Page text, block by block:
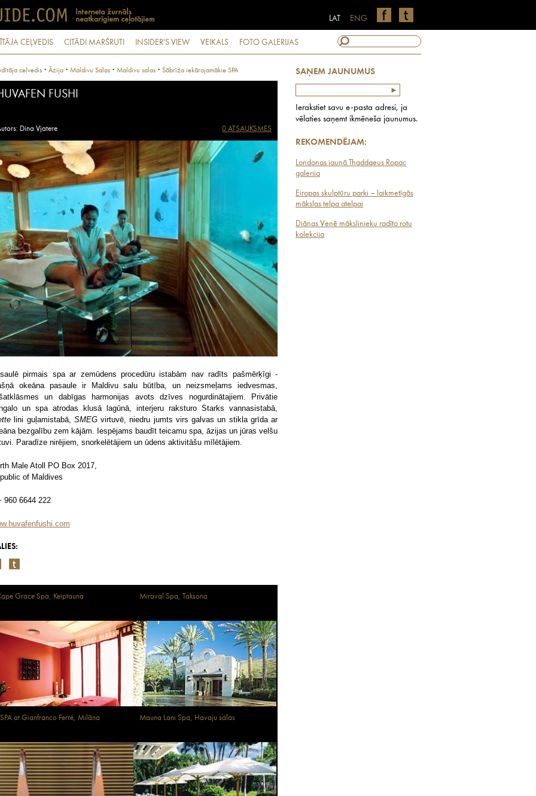
ENG
LAT
CEĻVEDIS CITĀDI MARŠRUTI INSIDER'S VIEW VEIKALS FOTO GALERIJAS
SAŅEM JAUNUMUS
Ierakstiet savu e-pasta adresi, ja
vēlaties saņemt ikmēneša jaunumus.
REKOMENDĒJAM:
Londonas jaunā Thaddaeus Ropac
galerija
Eiropas skulptūru parki – laikmetīgās
mākslas telpa atelpai
Diānas Venē mākslinieku radīto rotu
kolekcija
ceļvedis · Āzija · Maldivu Salas · Maldivu salas · Šābrīža iekārojamākie SPA
FUSHI
Dina Vjatere 0 ATSAUKSMES
pirmais spa ar zemūdens procedūru istabām nav radīts pašmērķīgi -
okeāna pasaule ir Maldivu salu būtība, un neizsmeļams iedvesmas,
un dabīgas harmonijas avots dzīves nogurdinātajiem. Privātie
un spa atrodas klusā lagūnā, interjeru raksturo Starks vannasistabā,
lini guļamistabā, SMEGvirtuvē, niedru jumts virs galvas un stikla grīda ar
bezgalību zem kājām. Iespējams baudīt teicamu spa, āzijas un jūras velšu
Paradīze nirējiem, snorkelētājiem un ūdens aktivitāšu mīlētājiem.
Male Atoll PO Box 2017,
of Maldives
960 6644 222
Grace Spa, Keiptauna Miraval Spa, Taksona
at Gianfranco Ferré, Milāna Mauna Lani Spa, Havaju salas